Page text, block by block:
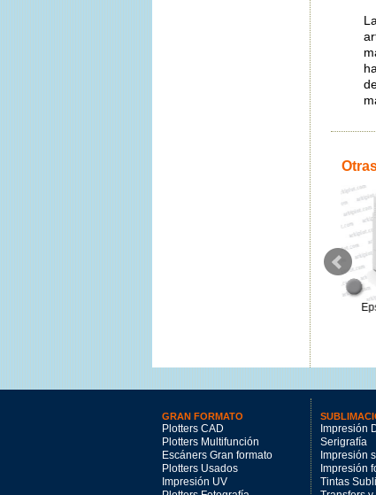
Epson T46S3 magenta 25ml.
GRAN FORMATO
Plotters CAD
Plotters Multifunción
Escáners Gran formato
Plotters Usados
Impresión UV
Impresión
Serigrafía
Impresión
Impresión
Tintas